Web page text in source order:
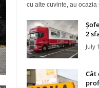
cu alte cuvinte, au ocazia
2
July
Cât